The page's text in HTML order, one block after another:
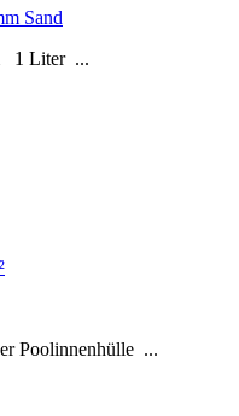
Sand
1 Liter ...
Poolinnenhülle ...